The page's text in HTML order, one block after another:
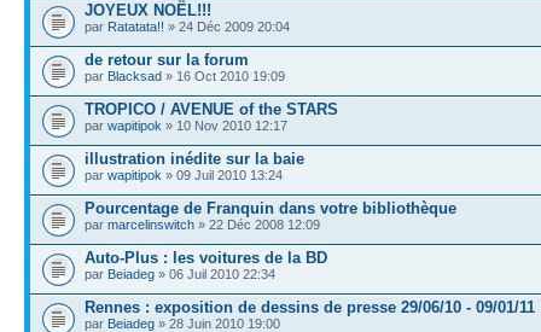
JOYEUX NOËL!!!
par Ratatata!! » 24 Déc 2009 20:04
de retour sur la forum
par Blacksad » 16 Oct 2010 19:09
TROPICO / AVENUE of the STARS
par wapitipok » 10 Nov 2010 12:17
illustration inédite sur la baie
par wapitipok » 09 Juil 2010 13:24
Pourcentage de Franquin dans votre bibliothèque
par marcelinswitch » 22 Déc 2008 12:09
Auto-Plus : les voitures de la BD
par Beiadeg » 06 Juil 2010 22:34
Rennes : exposition de dessins de presse 29/06/10 - 09/01/11
par Beiadeg » 28 Juin 2010 19:00